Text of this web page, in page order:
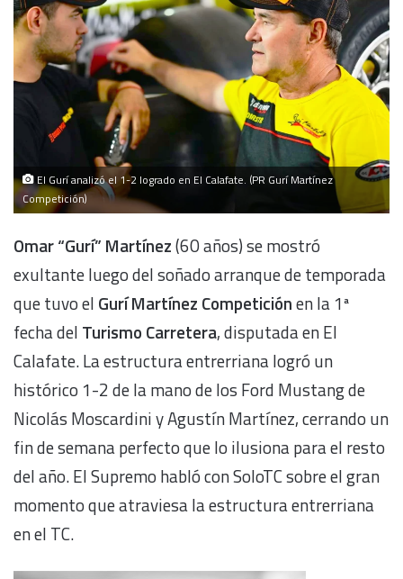
El Gurí analizó el 1-2 logrado en El Calafate. (PR Gurí Martínez
Competición)
Omar “Gurí” Martínez(60 años) se mostró
exultante luego del soñado arranque de temporada
que tuvo el Gurí Martínez Competiciónen la 1ª
fecha del Turismo Carretera, disputada en El
Calafate. La estructura entrerriana logró un
histórico 1-2 de la mano de los Ford Mustang de
Nicolás Moscardini y Agustín Martínez, cerrando un
fin de semana perfecto que lo ilusiona para el resto
del año. El Supremo habló con SoloTC sobre el gran
momento que atraviesa la estructura entrerriana
en el TC.